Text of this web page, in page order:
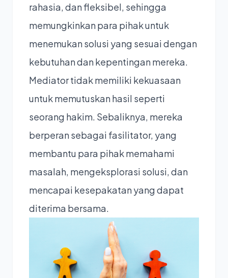
rahasia, dan fleksibel, sehingga
memungkinkan para pihak untuk
menemukan solusi yang sesuai dengan
kebutuhan dan kepentingan mereka.
Mediatortidak memiliki kekuasaan
untuk memutuskan hasil seperti
seorang hakim. Sebaliknya, mereka
berperan sebagai fasilitator, yang
membantu para pihak memahami
masalah, mengeksplorasi solusi, dan
mencapai kesepakatan yang dapat
diterima bersama.